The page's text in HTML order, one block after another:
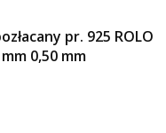
pr. 925 ROLO
0,50 mm